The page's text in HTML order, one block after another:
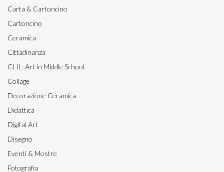
Carta & Cartoncino
Cartoncino
Ceramica
Cittadinanza
CLIL: Art in Middle School
Collage
Decorazione Ceramica
Didattica
Digital Art
Disegno
Eventi & Mostre
Fotografia